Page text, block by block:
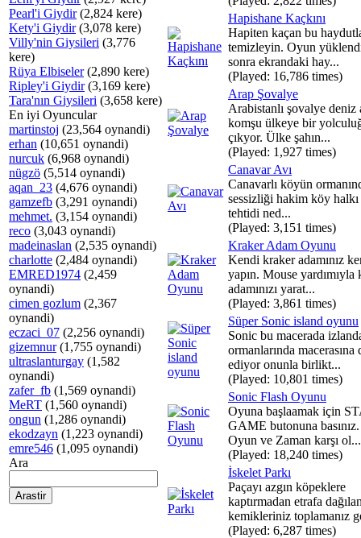
Pearl'i Giydir(2,824 kere)
Kety'i Giydir(3,078 kere)
Villy'nin Giysileri (3,776
kere)
Rüya Elbiseler(2,890 kere)
Ripley'i Giydir(3,169 kere)
Tara'nın Giysileri (3,658 kere)
En iyi Oyuncular
martinstoj (23,564 oynandi)
erhan (10,651 oynandi)
nurcuk (6,968 oynandi)
nügzö (5,514 oynandi)
aqan_23 (4,676 oynandi)
gamzefb (3,291 oynandi)
mehmet. (3,154 oynandi)
reco (3,043 oynandi)
madeinaslan (2,535 oynandi)
charlotte (2,484 oynandi)
EMRED1974 (2,459
oynandi)
cimen gozlum (2,367
oynandi)
eczaci_07 (2,256 oynandi)
gizemnur(1,755 oynandi)
ultraslanturgay (1,582
oynandi)
zafer_fb (1,569 oynandi)
MeRT (1,560 oynandi)
ongun (1,286 oynandi)
ekodzayn (1,223 oynandi)
emre546 (1,095 oynandi)
Ara
Hapishane Kaçkını
Hapiten kaçan bu
temizleyin. Oyun
sonra ekrandaki hay...
(Played: 16,786 times)
Arap Şovalye
Arabistanlı şovalye deniz
komşu ülkeye bir
çıkyor. Ülke şahın...
(Played: 1,927 times)
Canavar Avı
Canavarlı köyün
sessizliği hakim köy halkı
tehtidi ned...
(Played: 3,151 times)
Kraker Adam Oyunu
Kendi kraker adamınız
yapın. Mouse yardımıyla
adamınızı yarat...
(Played: 3,861 times)
Süper Sonic island oyunu
Sonic bu macerada
ormanlarında macerasına
ediyor onunla birlikt...
(Played: 10,801 times)
Sonic Flash Oyunu
Oyuna başlaamak için
GAME butonuna basınız.
Oyun ve Zaman karşı ol...
(Played: 18,240 times)
İskelet Parkı
Paçayı azgın köpeklere
kaptırmadan etrafa
kemikleriniz toplamanız
(Played: 6,287 times)